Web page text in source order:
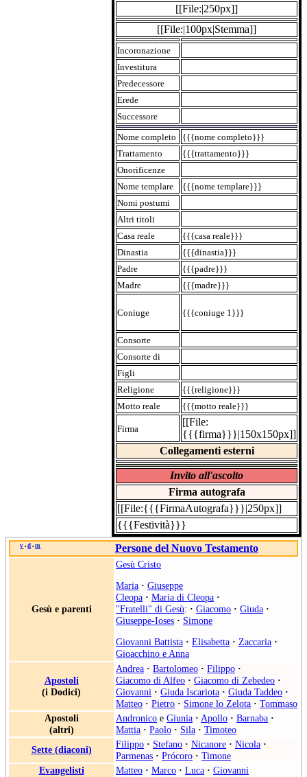
[[File:|250px]]
[[File:|100px|Stemma]]
Incoronazione
Investitura
Predecessore
Erede
Successore
Nome completo
{{{nome completo}}}
Trattamento
{{{trattamento}}}
Onorificenze
Nome templare
{{{nome templare}}}
Nomi postumi
Altri titoli
Casa reale
{{{casa reale}}}
Dinastia
{{{dinastia}}}
Padre
{{{padre}}}
Madre
{{{madre}}}
Coniuge {{{coniuge 1}}}
Consorte
Consorte di
Figli
Religione
{{{religione}}}
Motto reale
{{{motto reale}}}
Firma
[[File:
{{{firma}}}|150x150px]]
Collegamenti esterni
Invito all'ascolto
Firma autografa
[[File:{{{FirmaAutografa}}}|250px]]
{{{Festività}}}
v • d • m Persone del Nuovo Testamento
Gesù e parenti
Gesù Cristo
Maria · Giuseppe
Cleopa · Maria di Cleopa ·
"Fratelli" di Gesù: · Giacomo · Giuda ·
Giuseppe-Ioses · Simone
Giovanni Battista · Elisabetta · Zaccaria ·
Gioacchino e Anna
Apostoli
(i Dodici)
Andrea · Bartolomeo · Filippo ·
Giacomo di Alfeo · Giacomo di Zebedeo ·
Giovanni · Giuda Iscariota · Giuda Taddeo ·
Matteo · Pietro · Simone lo Zelota · Tommaso
Apostoli
(altri)
Andronico e Giunia · Apollo · Barnaba ·
Mattia · Paolo · Sila · Timoteo
Sette (diaconi)
Filippo · Stefano · Nicanore · Nicola ·
Parmenas · Prócoro · Timone
Evangelisti
Matteo · Marco · Luca · Giovanni